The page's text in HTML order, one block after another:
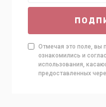
Отмечая это поле, вы
ознакомились и
использования,
предоставленных